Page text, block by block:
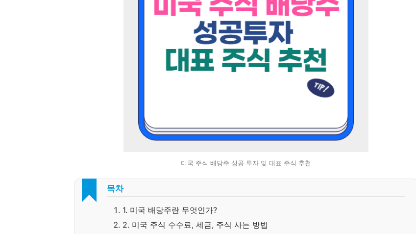
미국 주식 배당주 성공 투자 및 대표 주식 추천
목차
1. 미국 배당주란 무엇인가?
2. 미국 주식 수수료, 세금, 주식 사는 방법